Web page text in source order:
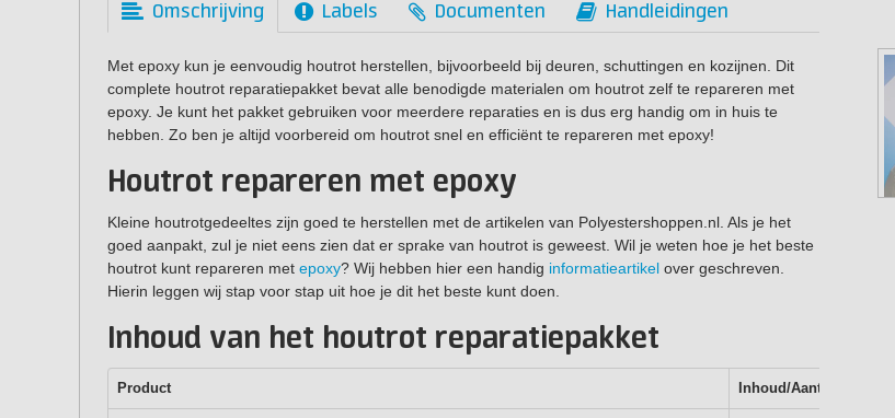
Omschrijving Labels Documenten Handleidingen
Met epoxy kun je eenvoudig houtrot herstellen, bijvoorbeeld bij deuren, schuttingen en kozijnen. Dit
complete houtrot reparatiepakket bevat alle benodigde materialen om houtrot zelf te repareren met
epoxy. Je kunt het pakket gebruiken voor meerdere reparaties en is dus erg handig om in huis te
hebben. Zo ben je altijd voorbereid om houtrot snel en efficiënt te repareren met epoxy!
Houtrot repareren met epoxy
Kleine houtrotgedeeltes zijn goed te herstellen met de artikelen van Polyestershoppen.nl. Als je het
goed aanpakt, zul je niet eens zien dat er sprake van houtrot is geweest. Wil je weten hoe je het beste
houtrot kunt repareren met epoxy? Wij hebben hier een handig informatieartikel over geschreven.
Hierin leggen wij stap voor stap uit hoe je dit het beste kunt doen.
Inhoud van het houtrot reparatiepakket
Product Inhoud/Aantal